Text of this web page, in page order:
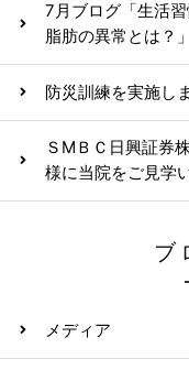
7月ブログ「生活
脂肪の異常とは？
防災訓練を実施し
ＳМＢＣ日興証券
様に当院をご見学
ブ
メディア